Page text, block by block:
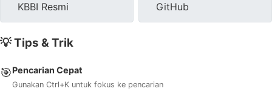
KBBI Resmi GitHub
💡 Tips & Trik
🎯Pencarian Cepat
Gunakan Ctrl+K untuk fokus ke pencarian